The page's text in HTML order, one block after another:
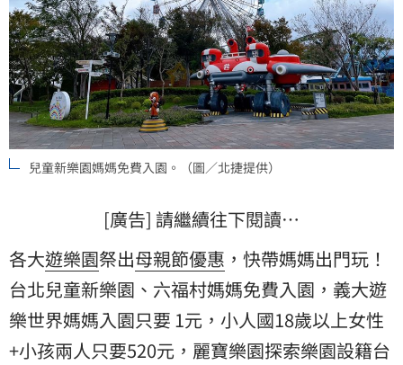
兒童新樂園媽媽免費入園。（圖／北捷提供）
[廣告] 請繼續往下閱讀…
各大遊樂園祭出母親節優惠 ，快帶媽媽出門玩！
台北兒童新樂園、六福村媽媽免費入園，義大遊
樂世界媽媽入園只要 1元，小人國18歲以上女性
+小孩兩人只要520元，麗寶樂園探索樂園設籍台